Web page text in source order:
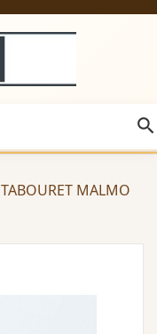
TABOURET MALMO